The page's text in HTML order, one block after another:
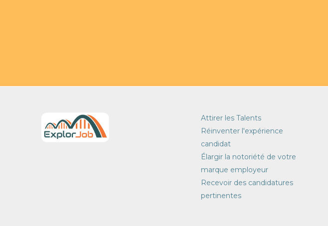
Attirer les Talents
Réinventer l'expérience
candidat
Élargir la notoriété de votre
marque employeur
Recevoir des candidatures
pertinentes